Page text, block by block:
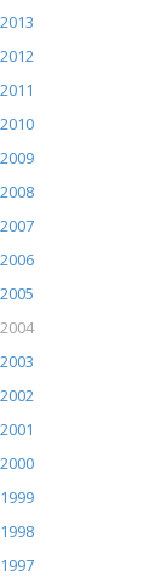
2013
2012
2011
2010
2009
2008
2007
2006
2005
2004
2003
2002
2001
2000
1999
1998
1997